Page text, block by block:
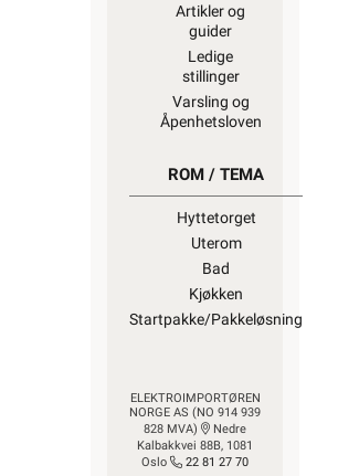
Artikler og
guider
Ledige
stillinger
Varsling og
Åpenhetsloven
ROM / TEMA
Hyttetorget
Uterom
Bad
Kjøkken
Startpakke/Pakkeløsning
ELEKTROIMPORTØREN
NORGE AS (NO 914 939
828 MVA)
Nedre
Kalbakkvei 88B, 1081
Oslo
22 81 27 70